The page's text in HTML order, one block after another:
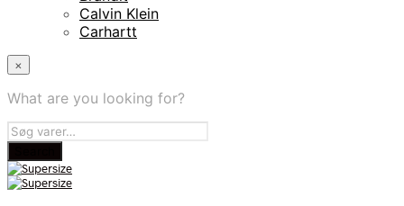
Calvin Klein
Carhartt
×
What are you looking for?